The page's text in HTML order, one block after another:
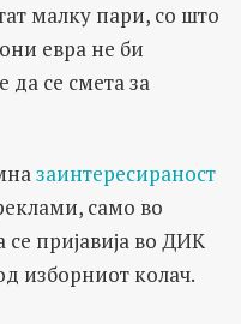
малку пари, со што
евра не би
се смета за
заинтересираност
само во
се пријавија во ДИК
изборниот колач.